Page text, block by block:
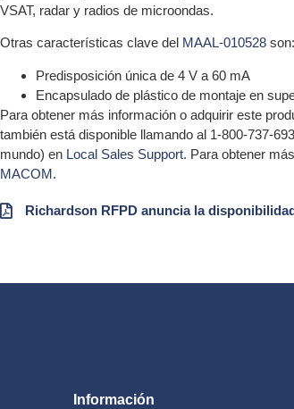
VSAT, radar y radios de microondas.
Otras características clave del MAAL-010528 son:
Predisposición única de 4 V a 60 mA
Encapsulado de plástico de montaje en
Para obtener más información o adquirir este
también está disponible llamando al 1-800-737-
mundo) en Local Sales Support. Para obtener
MACOM.
Richardson RFPD anuncia la
Información